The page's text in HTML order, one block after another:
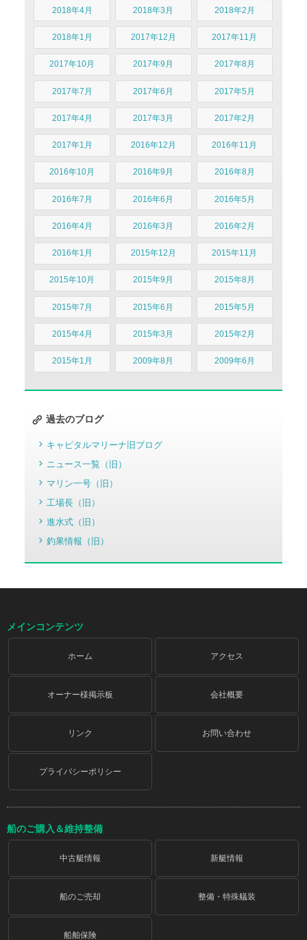
2018年4月 2018年3月 2018年2月
2018年1月 2017年12月 2017年11月
2017年10月 2017年9月 2017年8月
2017年7月 2017年6月 2017年5月
2017年4月 2017年3月 2017年2月
2017年1月 2016年12月 2016年11月
2016年10月 2016年9月 2016年8月
2016年7月 2016年6月 2016年5月
2016年4月 2016年3月 2016年2月
2016年1月 2015年12月 2015年11月
2015年10月 2015年9月 2015年8月
2015年7月 2015年6月 2015年5月
2015年4月 2015年3月 2015年2月
2015年1月 2009年8月 2009年6月
過去のブログ
キャピタルマリーナ旧ブログ
ニュース一覧（旧）
マリン一号（旧）
工場長（旧）
進水式（旧）
釣果情報（旧）
メインコンテンツ
ホーム アクセス
オーナー様掲示板 会社概要
リンク お問い合わせ
プライバシーポリシー
船のご購入＆維持整備
中古艇情報 新艇情報
船のご売却 整備・特殊艤装
船舶保険